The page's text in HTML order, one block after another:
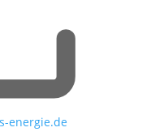
energie.de